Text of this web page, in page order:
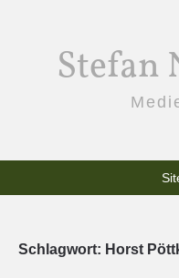
Stefan
Schlagwort: Horst